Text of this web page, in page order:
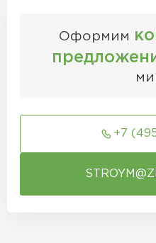
Оформим
+7